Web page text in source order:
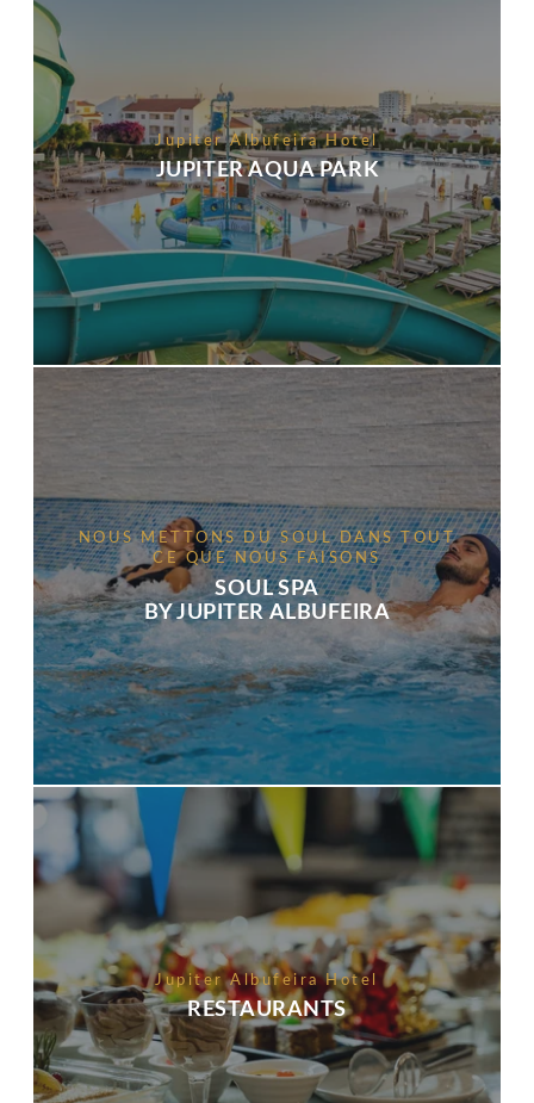
Jupiter Albufeira Hotel
JUPITER AQUA PARK
NOUS METTONS DU SOUL DANS TOUT
CE QUE NOUS FAISONS
SOUL SPA
BY JUPITER ALBUFEIRA
Jupiter Albufeira Hotel
RESTAURANTS